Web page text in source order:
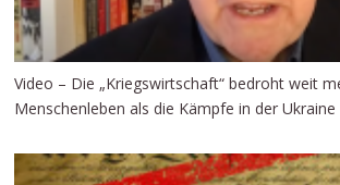
Video – Die „Kriegswirtschaft“ bedroht weit
Menschenleben als die Kämpfe in der Ukraine